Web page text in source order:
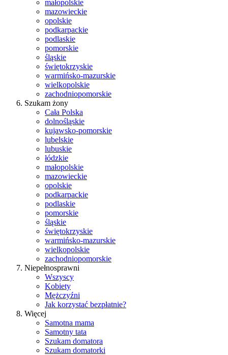
małopolskie
mazowieckie
opolskie
podkarpackie
podlaskie
pomorskie
śląskie
świętokrzyskie
warmińsko-mazurskie
wielkopolskie
zachodniopomorskie
Szukam żony
Cała Polska
dolnośląskie
kujawsko-pomorskie
lubelskie
lubuskie
łódzkie
małopolskie
mazowieckie
opolskie
podkarpackie
podlaskie
pomorskie
śląskie
świętokrzyskie
warmińsko-mazurskie
wielkopolskie
zachodniopomorskie
Niepełnosprawni
Wszyscy
Kobiety
Mężczyźni
Jak korzystać bezpłatnie?
Więcej
Samotna mama
Samotny tata
Szukam domatora
Szukam domatorki